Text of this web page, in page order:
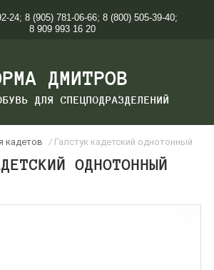
24; 8 (905) 781-06-66; 8 (800) 505-39-40;
8 909 993 16 20
ДМИТРОВ
ДЛЯ СПЕЦПОДРАЗДЕЛЕНИЙ
кадетов / Галстук кадетский однотонный
ОДНОТОННЫЙ